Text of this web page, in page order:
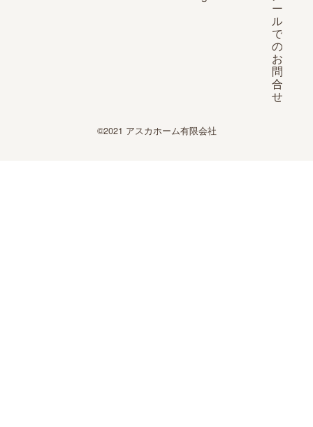
©2021 アスカホーム有限会社